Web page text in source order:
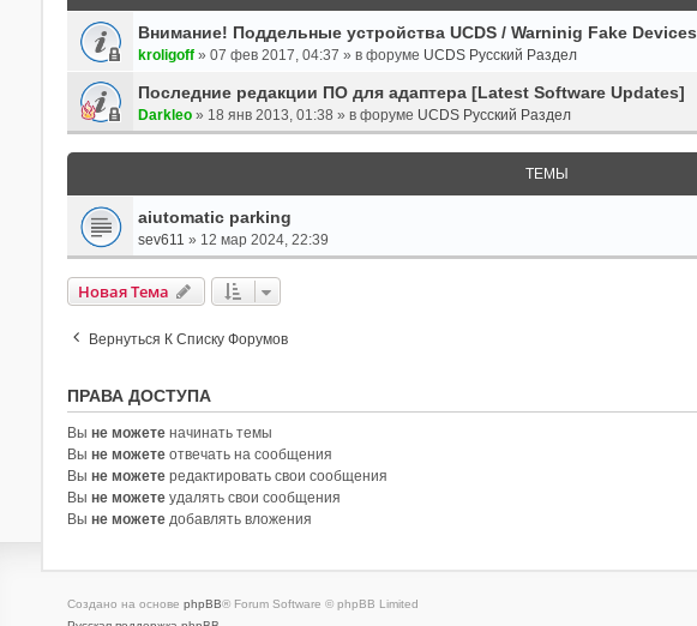
Внимание! Поддельные устройства UCDS / Warninig Fake Devices
kroligoff» 07 фев 2017, 04:37 » в форуме UCDS Русский Раздел
Последние редакции ПО для адаптера [Latest Software Updates]
Darkleo» 18 янв 2013, 01:38 » в форуме UCDS Русский Раздел
ТЕМЫ
aiutomatic parking
sev611 » 12 мар 2024, 22:39
Новая Тема
Вернуться К Списку Форумов
ПРАВА ДОСТУПА
Вы не можетеначинать темы
Вы не можетеотвечать на сообщения
Вы не можетередактировать свои сообщения
Вы не можетеудалять свои сообщения
Вы не можетедобавлять вложения
Создано на основе phpBB® Forum Software © phpBB Limited